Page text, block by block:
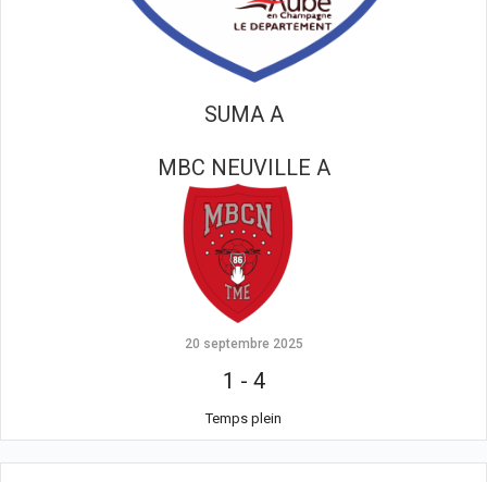
SUMA A
MBC NEUVILLE A
20 septembre 2025
1 - 4
Temps plein